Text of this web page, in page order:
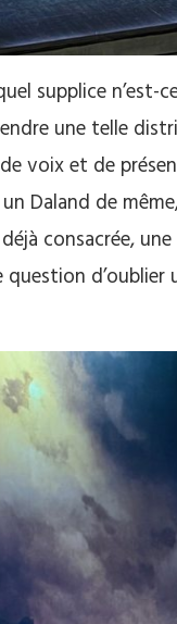
supplice
une telle
voix et de
Daland de
consacrée,
question